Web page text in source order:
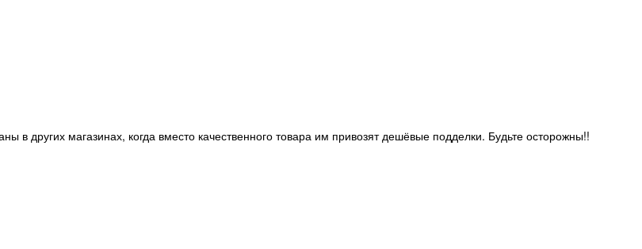
в других магазинах, когда вместо качественного товара им привозят дешёвые подделки. Будьте осторожны!!